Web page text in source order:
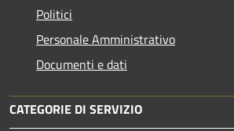
Politici
Personale Amministrativo
Documenti e dati
CATEGORIE DI SERVIZIO